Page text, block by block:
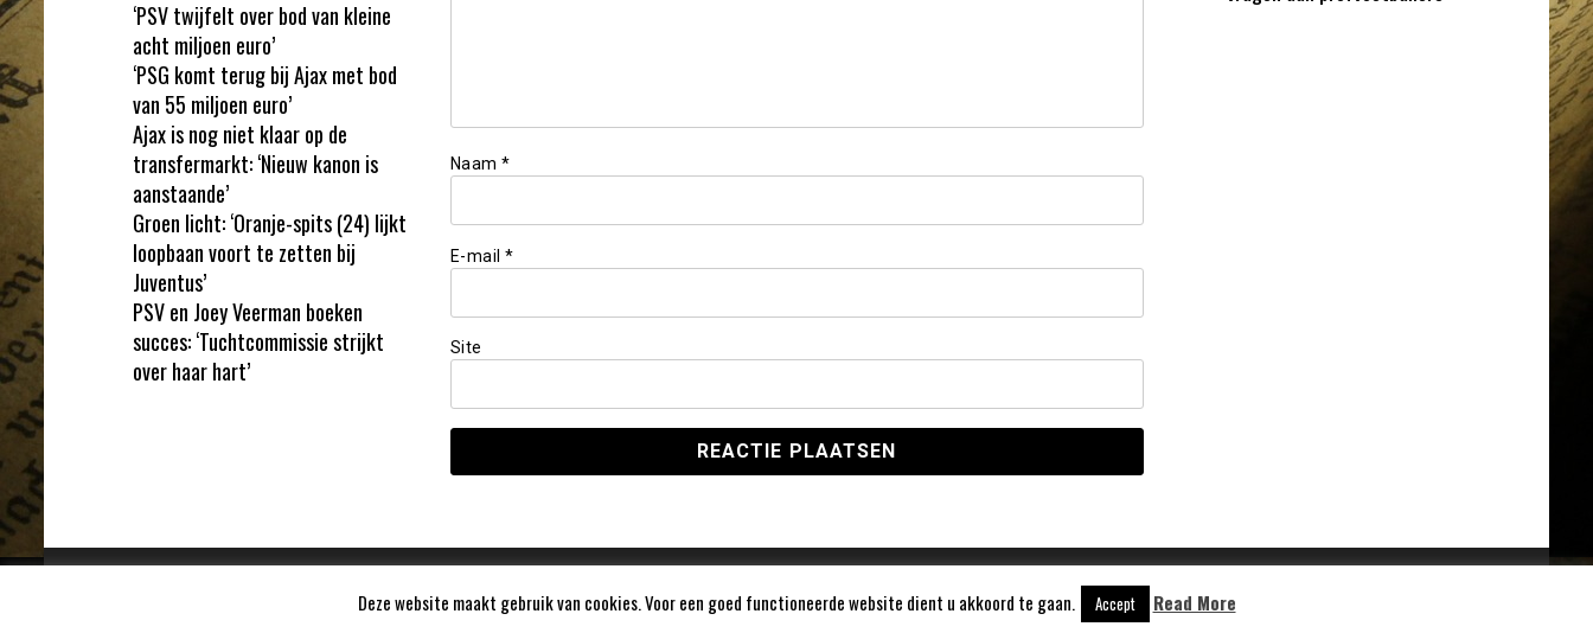
Naam *
E-mail *
Site
‘PSV twijfelt over bod van kleine
acht miljoen euro’
‘PSG komt terug bij Ajax met bod
van 55 miljoen euro’
Ajax is nog niet klaar op de
transfermarkt: ‘Nieuw kanon is
aanstaande’
Groen licht: ‘Oranje-spits (24) lijkt
loopbaan voort te zetten bij
Juventus’
PSV en Joey Veerman boeken
succes: ‘Tuchtcommissie strijkt
over haar hart’
Deze website maakt gebruik van cookies. Voor een goed functioneerde website dient u akkoord te gaan. Accept Read More